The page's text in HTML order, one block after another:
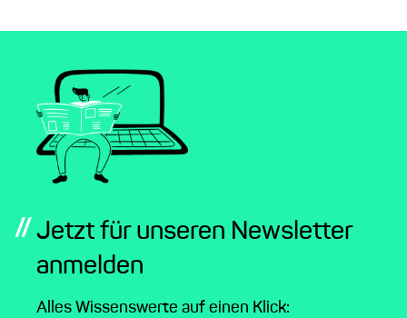
// Jetzt für unseren Newsletter
anmelden
Alles Wissenswerte auf einen Klick: